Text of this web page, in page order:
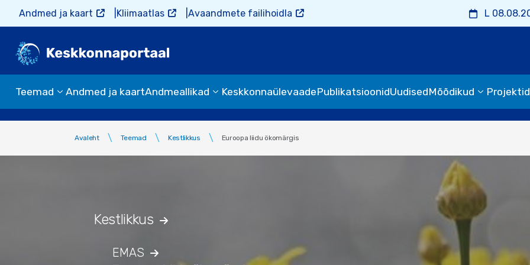
Liigu edasi põhisisu juurde
Andmed ja kaart Kliimaatlas Avaandmete failihoidla L
Teemad Andmed ja kaartAndmeallikad KeskkonnaülevaadePublikatsioonidUudisedMõõdikud Projektid
Avaleht Teemad Kestlikkus Euroopa liidu ökomärgis
Kestlikkus
EMAS